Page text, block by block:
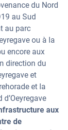
du Nord
au Sud
au parc
ou à la
encore aux
direction du
et
et la
aux
de